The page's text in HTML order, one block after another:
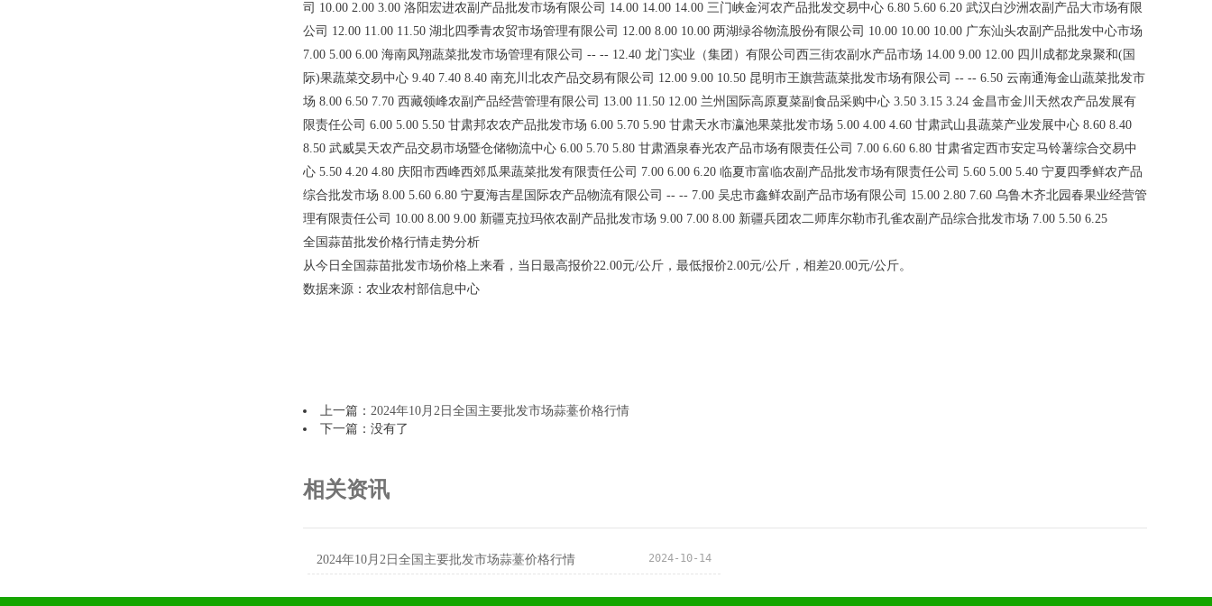
司 10.00 2.00 3.00 洛阳宏进农副产品批发市场有限公司 14.00 14.00 14.00 三门峡金河农产品批发交易中心 6.80 5.60 6.20 武汉白沙洲农副产品大市场有限
公司 12.00 11.00 11.50 湖北四季青农贸市场管理有限公司 12.00 8.00 10.00 两湖绿谷物流股份有限公司 10.00 10.00 10.00 广东汕头农副产品批发中心市场
7.00 5.00 6.00 海南凤翔蔬菜批发市场管理有限公司 -- -- 12.40 龙门实业（集团）有限公司西三街农副水产品市场 14.00 9.00 12.00 四川成都龙泉聚和(国
际)果蔬菜交易中心 9.40 7.40 8.40 南充川北农产品交易有限公司 12.00 9.00 10.50 昆明市王旗营蔬菜批发市场有限公司 -- -- 6.50 云南通海金山蔬菜批发市
场 8.00 6.50 7.70 西藏领峰农副产品经营管理有限公司 13.00 11.50 12.00 兰州国际高原夏菜副食品采购中心 3.50 3.15 3.24 金昌市金川天然农产品发展有
限责任公司 6.00 5.00 5.50 甘肃邦农农产品批发市场 6.00 5.70 5.90 甘肃天水市瀛池果菜批发市场 5.00 4.00 4.60 甘肃武山县蔬菜产业发展中心 8.60 8.40
8.50 武威昊天农产品交易市场暨仓储物流中心 6.00 5.70 5.80 甘肃酒泉春光农产品市场有限责任公司 7.00 6.60 6.80 甘肃省定西市安定马铃薯综合交易中
心 5.50 4.20 4.80 庆阳市西峰西郊瓜果蔬菜批发有限责任公司 7.00 6.00 6.20 临夏市富临农副产品批发市场有限责任公司 5.60 5.00 5.40 宁夏四季鲜农产品
综合批发市场 8.00 5.60 6.80 宁夏海吉星国际农产品物流有限公司 -- -- 7.00 吴忠市鑫鲜农副产品市场有限公司 15.00 2.80 7.60 乌鲁木齐北园春果业经营管
理有限责任公司 10.00 8.00 9.00 新疆克拉玛依农副产品批发市场 9.00 7.00 8.00 新疆兵团农二师库尔勒市孔雀农副产品综合批发市场 7.00 5.50 6.25
全国蒜苗批发价格行情走势分析
从今日全国蒜苗批发市场价格上来看，当日最高报价22.00元/公斤，最低报价2.00元/公斤，相差20.00元/公斤。
数据来源：农业农村部信息中心
上一篇： 2024年10月2日全国主要批发市场蒜薹价格行情
下一篇：没有了
相关资讯
2024年10月2日全国主要批发市场蒜薹价格行情 2024-10-14